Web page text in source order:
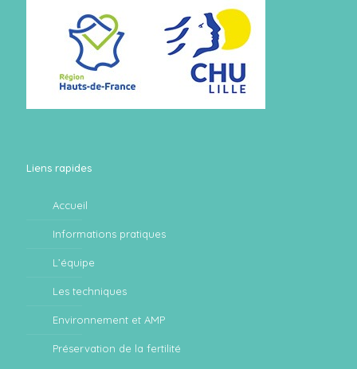
Liens rapides
Accueil
Informations pratiques
L’équipe
Les techniques
Environnement et AMP
Préservation de la fertilité